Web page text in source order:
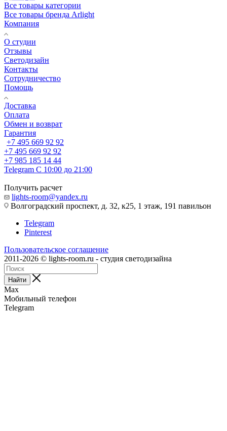
Все товары категории
Все товары бренда Arlight
Компания
О студии
Отзывы
Светодизайн
Контакты
Сотрудничество
Помощь
Доставка
Оплата
Обмен и возврат
Гарантия
+7 495 669 92 92
+7 495 669 92 92
+7 985 185 14 44
Telegram С 10:00 до 21:00
Получить расчет
lights-room@yandex.ru
Волгоградский проспект, д. 32, к25, 1 этаж, 191 павильон
Telegram
Pinterest
Пользовательское соглашение
2011-2026 © lights-room.ru - студия светодизайна
Найти
Max
Мобильный телефон
Telegram